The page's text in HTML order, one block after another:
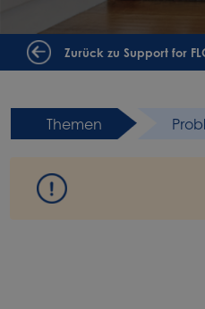
Zurück zu Support for
Themen